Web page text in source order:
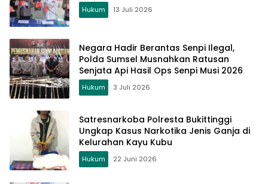
Hukum 13 Juli 2026
Negara Hadir Berantas Senpi Ilegal,
Polda Sumsel Musnahkan Ratusan
Senjata Api Hasil Ops Senpi Musi 2026
Hukum 3 Juli 2026
Satresnarkoba Polresta Bukittinggi
Ungkap Kasus Narkotika Jenis Ganja di
Kelurahan Kayu Kubu
Hukum 22 Juni 2026